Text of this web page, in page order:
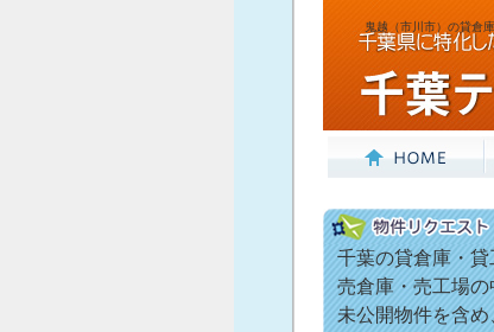
鬼越（市川市）の貸倉
千葉の貸倉庫・貸
売倉庫・売工場の
未公開物件を含め